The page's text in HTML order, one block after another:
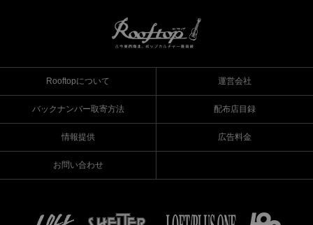
Rooftopについて 運営会社
バックナンバー取寄方法 配布店目録
情報提供 広告料金
お問い合わせ